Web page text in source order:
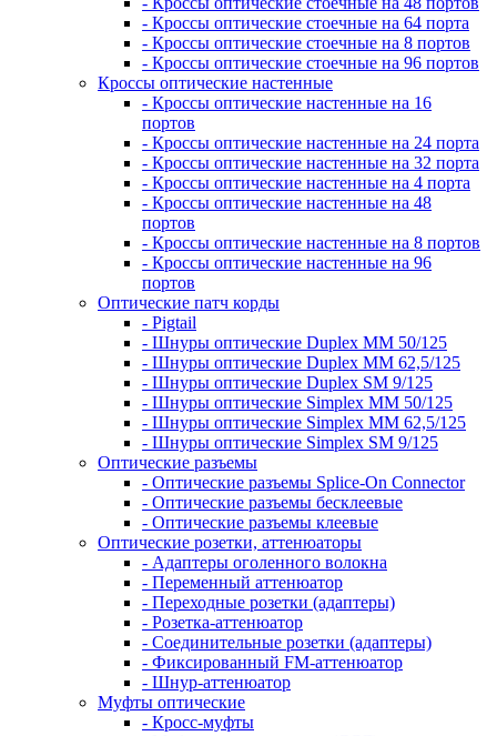
- Кроссы оптические стоечные на 64 порта
- Кроссы оптические стоечные на 8 портов
- Кроссы оптические стоечные на 96 портов
Кроссы оптические настенные
- Кроссы оптические настенные на 16
портов
- Кроссы оптические настенные на 24 порта
- Кроссы оптические настенные на 32 порта
- Кроссы оптические настенные на 4 порта
- Кроссы оптические настенные на 48
портов
- Кроссы оптические настенные на 8 портов
- Кроссы оптические настенные на 96
портов
Оптические патч корды
- Pigtail
- Шнуры оптические Duplex MM 50/125
- Шнуры оптические Duplex MM 62,5/125
- Шнуры оптические Duplex SM 9/125
- Шнуры оптические Simplex MM 50/125
- Шнуры оптические Simplex MM 62,5/125
- Шнуры оптические Simplex SM 9/125
Оптические разъемы
- Оптические разъемы Splice-On Connector
- Оптические разъемы бесклеевые
- Оптические разъемы клеевые
Оптические розетки, аттенюаторы
- Адаптеры оголенного волокна
- Переменный аттенюатор
- Переходные розетки (адаптеры)
- Розетка-аттенюатор
- Соединительные розетки (адаптеры)
- Фиксированный FM-аттенюатор
- Шнур-аттенюатор
Муфты оптические
- Кросс-муфты